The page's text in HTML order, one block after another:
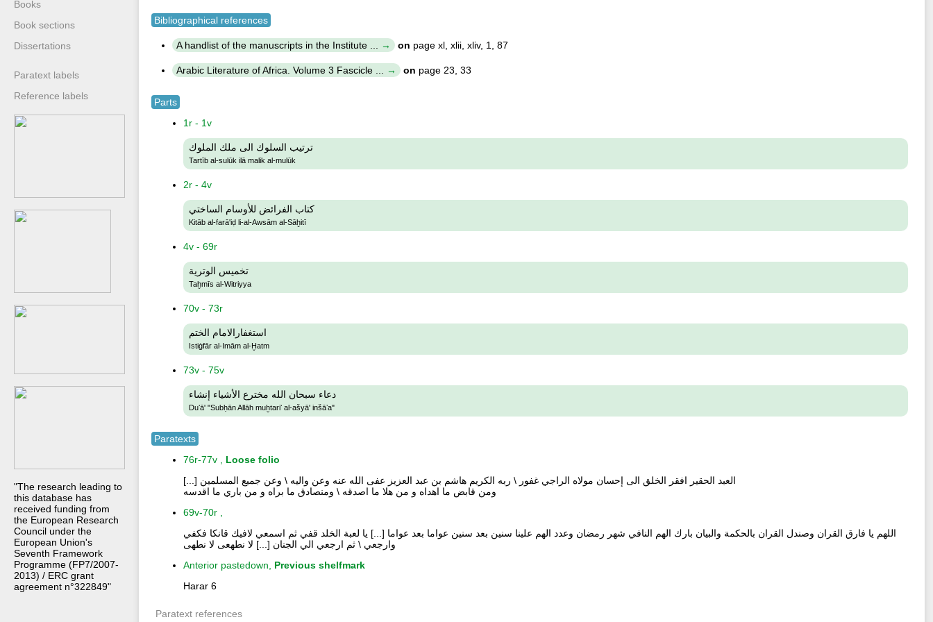
Books
Book sections
Dissertations
Paratext labels
Reference labels
"The research leading to
this database has
received funding from
the European Research
Council under the
European Union's
Seventh Framework
Programme (FP7/2007-
2013) / ERC grant
agreement n°322849"
Bibliographical references
A handlist of the manuscripts in the Institute ... on page xl, xlii, xliv, 1, 87
Arabic Literature of Africa. Volume 3 Fascicle ... on page 23, 33
Parts
1r - 1v
ترتيب السلوك الى ملك الملوك
Tartīb al-sulūk ilā malik al-mulūk
2r - 4v
كتاب الفرائض للأوسام الساختي
Kitāb al-farā'iḍ li-al-Awsām al-Sāḫitī
4v - 69r
تخميس الوترية
Taḫmīs al-Witriyya
70v - 73r
استغفارالامام الختم
Istiġfār al-Imām al-Ḫatm
73v - 75v
دعاء سبحان الله مخترع الأشياء إنشاء
Duʻā' "Subḥān Allāh muḫtariʻ al-ašyā' inšāʼa"
Paratexts
76r-77v , Loose folio
العبد الحقير افقر الخلق الى إحسان مولاه الراجي غفور \ ربه الكريم هاشم بن عبد العزيز عفى الله عنه وعن واليه \ وعن جميع المسلمين [...]
ومن قابض ما اهداه و من هلا ما اصدقه \ ومنصادق ما براه و من باري ما اقدسه
69v-70r ,
اللهم يا فارق القران وصندل القران بالحكمة والبيان بارك الهم النافي شهر رمضان وعدد الهم علينا سنين بعد سنين عواما بعد عواما [...] يا لعبة الخلد قفي ثم اسمعي لافيك قانكا فكفي
وارجعي \ ثم ارجعي الي الجنان [...] لا نطهعى لا نطهى
Anterior pastedown, Previous shelfmark
Harar 6
Paratext references